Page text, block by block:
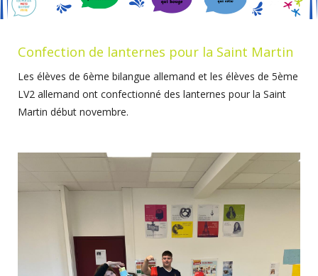
Confection de lanternes pour la Saint Martin
Les élèves de 6ème bilangue allemand et les élèves de 5ème
LV2 allemand ont confectionné des lanternes pour la Saint
Martin début novembre.